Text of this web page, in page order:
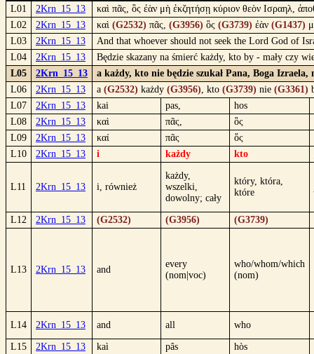
L01 2Krn_15_13
καὶ πᾶς, ὃς ἐὰν μὴ ἐκζητήσῃ κύριον θεὸν Ισραηλ,
L02
2Krn_15_13 καὶ (G2532) πᾶς, (G3956) ὃς (G3739) ἐὰν (G1437)
L03
2Krn_15_13
And that whoever should not seek the Lord God of
L04
2Krn_15_13
Będzie skazany na śmierć każdy, kto by - mały czy
L05
2Krn_15_13
a każdy, kto nie będzie szukał Pana, Boga
L06
2Krn_15_13 a (G2532) każdy (G3956), kto (G3739) nie (G3361)
L07
2Krn_15_13 kai pas,
hos
L08
2Krn_15_13 καὶ πᾶς,
ὃς
L09
2Krn_15_13 καί πᾶς
ὅς
L10
2Krn_15_13 i każdy kto
L11 2Krn_15_13 i, również
każdy,
wszelki,
dowolny; cały
który, która,
które
L12 2Krn_15_13 (G2532) (G3956) (G3739)
L13 2Krn_15_13 and
every
(nom|voc)
who/whom/which
(nom)
L14 2Krn_15_13 and all who
L15 2Krn_15_13 kaì pâs
hòs